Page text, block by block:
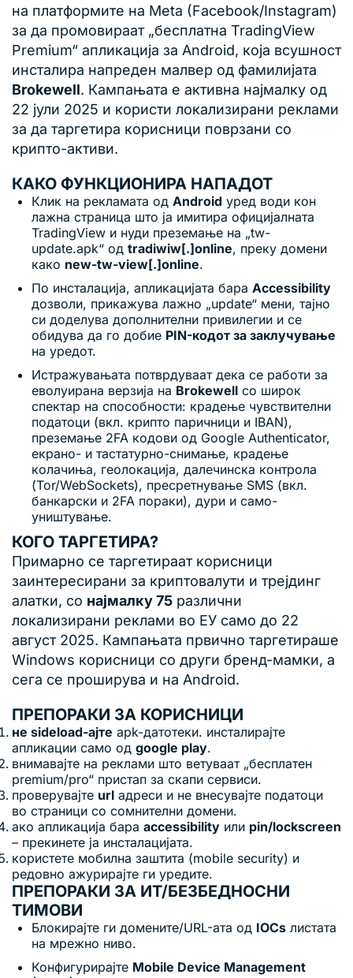
на платформите на Meta (Facebook/Instagram)
за да промовираат „бесплатна TradingView
Premium“ апликација за Android, која всушност
инсталира напреден малвер од фамилијата
Brokewell. Кампањата е активна најмалку од
22 јули 2025 и користи локализирани реклами
за да таргетира корисници поврзани со
крипто-активи.
КАКО ФУНКЦИОНИРА НАПАДОТ
Клик на рекламата од Android уред води кон
лажна страница што ја имитира официјалната
TradingView и нуди преземање на „tw-
update.apk“ од tradiwiw[.]online, преку домени
како new-tw-view[.]online.
По инсталација, апликацијата бара Accessibility
дозволи, прикажува лажно „update“ мени, тајно
си доделува дополнителни привилегии и се
обидува да го добие PIN-кодот за заклучување
на уредот.
Истражувањата потврдуваат дека се работи за
еволуирана верзија на Brokewell со широк
спектар на способности: крадење чувствителни
податоци (вкл. крипто паричници и IBAN),
преземање 2FA кодови од Google Authenticator,
екрано- и тастатурно-снимање, крадење
колачиња, геолокација, далечинска контрола
(Tor/WebSockets), пресретнување SMS (вкл.
банкарски и 2FA пораки), дури и само-
уништување.
КОГО ТАРГЕТИРА?
Примарно се таргетираат корисници
заинтересирани за криптовалути и трејдинг
алатки, со најмалку 75 различни
локализирани реклами во ЕУ само до 22
август 2025. Кампањата првично таргетираше
Windows корисници со други бренд-мамки, а
сега се проширува и на Android.
ПРЕПОРАКИ ЗА КОРИСНИЦИ
не sideload-ајте apk-датотеки. инсталирајте
апликации само од google play.
внимавајте на реклами што ветуваат „бесплатен
premium/pro“ пристап за скапи сервиси.
проверувајте url адреси и не внесувајте податоци
во страници со сомнителни домени.
ако апликација бара accessibility или pin/lockscreen
– прекинете ја инсталацијата.
користете мобилна заштита (mobile security) и
редовно ажурирајте ги уредите.
ПРЕПОРАКИ ЗА ИТ/БЕЗБЕДНОСНИ
ТИМОВИ
Блокирајте ги домените/URL-ата од IOCs листата
на мрежно ниво.
Конфигурирајте Mobile Device Management